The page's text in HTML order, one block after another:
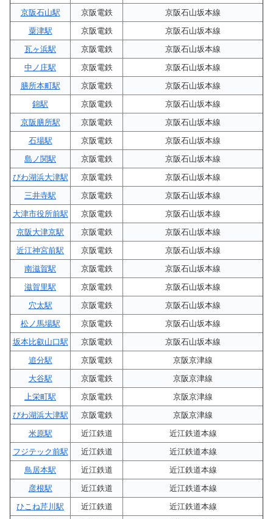
京阪石山駅 京阪電鉄
京阪石山坂本線
粟津駅
京阪電鉄
京阪石山坂本線
瓦ヶ浜駅
京阪電鉄
京阪石山坂本線
中ノ庄駅
京阪電鉄
京阪石山坂本線
膳所本町駅
京阪電鉄
京阪石山坂本線
錦駅
京阪電鉄
京阪石山坂本線
京阪膳所駅
京阪電鉄
京阪石山坂本線
石場駅
京阪電鉄
京阪石山坂本線
島ノ関駅
京阪電鉄
京阪石山坂本線
びわ湖浜大津駅
京阪電鉄
京阪石山坂本線
三井寺駅
京阪電鉄
京阪石山坂本線
大津市役所前駅
京阪電鉄
京阪石山坂本線
京阪大津京駅
京阪電鉄
京阪石山坂本線
近江神宮前駅
京阪電鉄
京阪石山坂本線
南滋賀駅
京阪電鉄
京阪石山坂本線
滋賀里駅
京阪電鉄
京阪石山坂本線
穴太駅
京阪電鉄
京阪石山坂本線
松ノ馬場駅
京阪電鉄
京阪石山坂本線
坂本比叡山口駅
京阪電鉄
京阪石山坂本線
追分駅
京阪電鉄
京阪京津線
大谷駅
京阪電鉄
京阪京津線
上栄町駅
京阪電鉄
京阪京津線
びわ湖浜大津駅
京阪電鉄
京阪京津線
米原駅
近江鉄道
近江鉄道本線
フジテック前駅
近江鉄道
近江鉄道本線
鳥居本駅
近江鉄道
近江鉄道本線
彦根駅
近江鉄道
近江鉄道本線
ひこね芹川駅
近江鉄道
近江鉄道本線